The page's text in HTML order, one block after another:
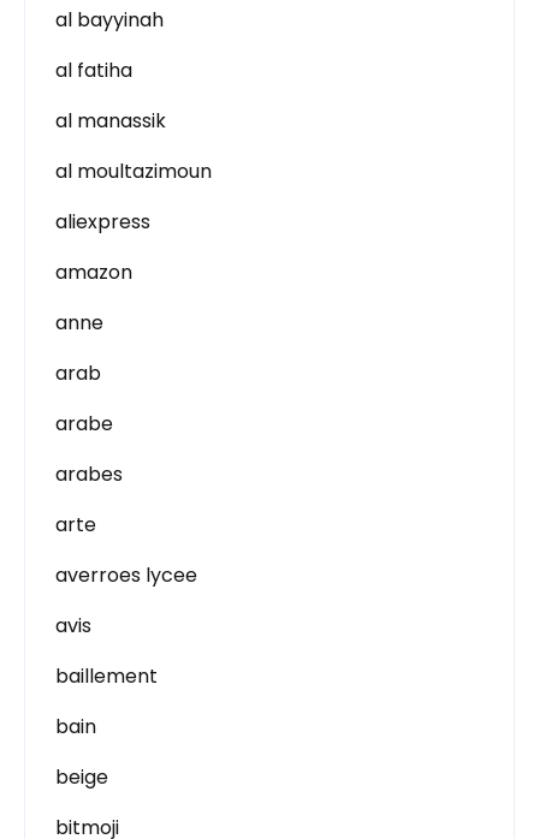
al bayyinah
al fatiha
al manassik
al moultazimoun
aliexpress
amazon
anne
arab
arabe
arabes
arte
averroes lycee
avis
baillement
bain
beige
bitmoji